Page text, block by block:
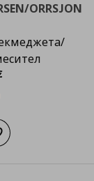
ORRSJON
кошницата
към